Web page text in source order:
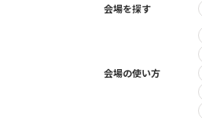
会場を探す
会場の使い方